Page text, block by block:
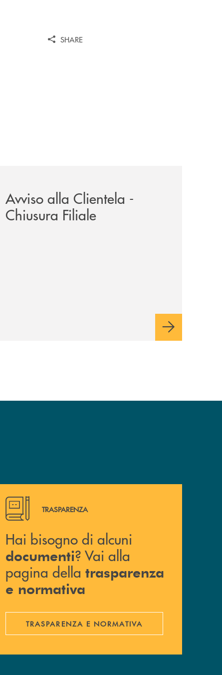
SHARE
Avviso alla Clientela -
Chiusura Filiale
Hai bisogno di alcuni documenti ? Vai alla pagina della
TRASPARENZA
Hai bisogno di alcuni
documenti? Vai alla
pagina della trasparenza
e normativa
TRASPARENZA E NORMATIVA